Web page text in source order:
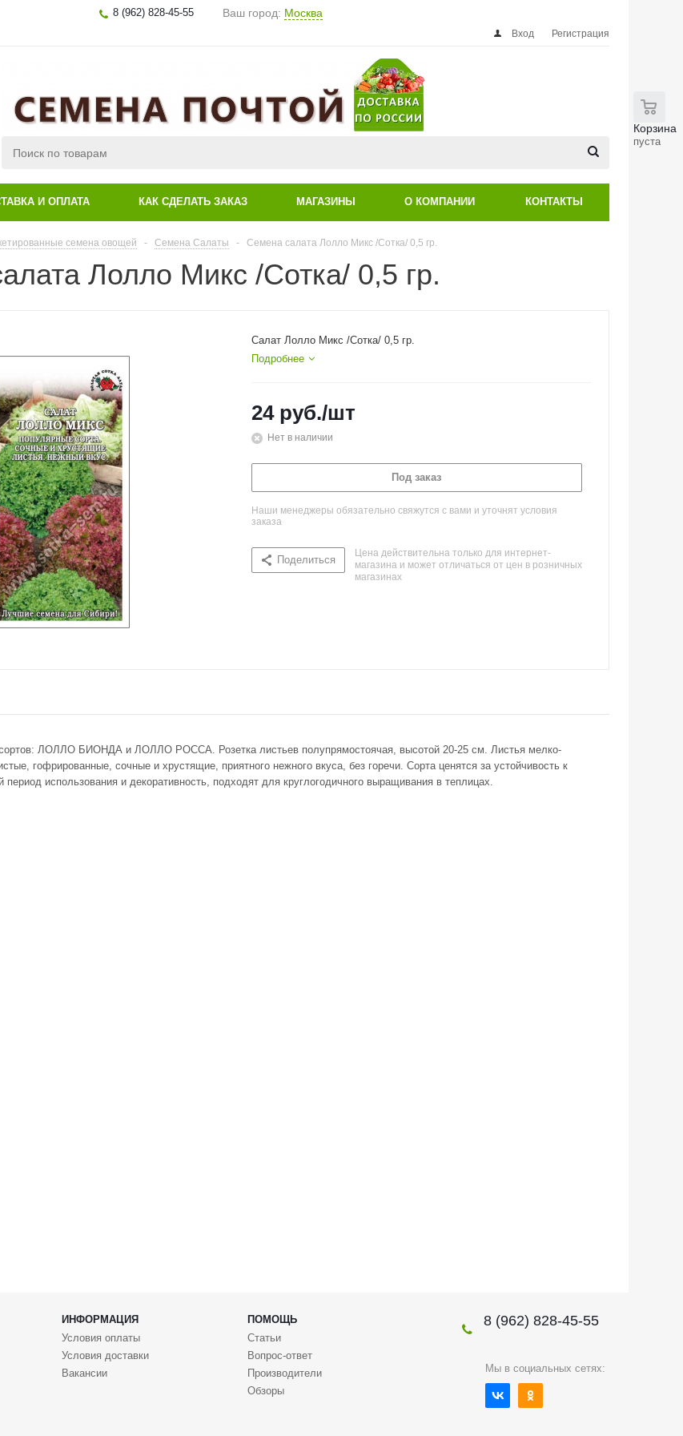
8 (962) 828-45-55 Ваш город: Москва
Вход Регистрация
Корзина
пуста
И ОПЛАТА КАК СДЕЛАТЬ ЗАКАЗ МАГАЗИНЫ О КОМПАНИИ КОНТАКТЫ
семена овощей - Семена Салаты - Семена салата Лолло Микс /Сотка/ 0,5 гр.
Лолло Микс /Сотка/ 0,5 гр.
Салат Лолло Микс /Сотка/ 0,5 гр.
Подробнее
24руб./шт
Нет в наличии
Под заказ
Наши менеджеры обязательно свяжутся с вами и уточнят условия
заказа
Поделиться
Цена действительна только для интернет-
магазина и может отличаться от цен в розничных
магазинах
ЛОЛЛО БИОНДА и ЛОЛЛО РОССА. Розетка листьев полупрямостоячая, высотой 20-25 см. Листья мелко-
гофрированные, сочные и хрустящие, приятного нежного вкуса, без горечи. Сорта ценятся за устойчивость к
период использования и декоративность, подходят для круглогодичного выращивания в теплицах.
ИНФОРМАЦИЯ
ПОМОЩЬ
Условия оплаты
Условия доставки
Вакансии
Статьи
Вопрос-ответ
Производители
Обзоры
8 (962) 828-45-55
Мы в социальных сетях: